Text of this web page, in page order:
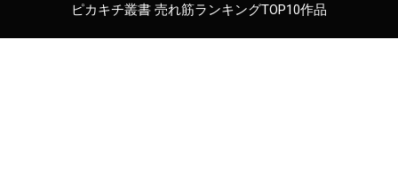
ピカキチ叢書 売れ筋ランキングTOP10作品